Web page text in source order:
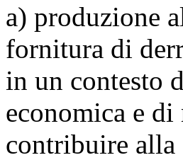
a) produzione
fornitura di
in un contesto
economica e
contribuire alla